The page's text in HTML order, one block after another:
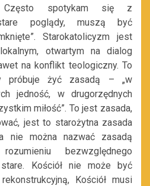
Często spotykam się z
poglądy, muszą być
Starokatolicyzm jest
otwartym na dialog
na konflikt teologiczny. To
próbuje żyć zasadą – „w
jedność, w drugorzędnych
miłość”. To jest zasada,
jest to starożytna zasada
nie można nazwać zasadą
bezwzględnego
Kościół nie może być
Kościół musi